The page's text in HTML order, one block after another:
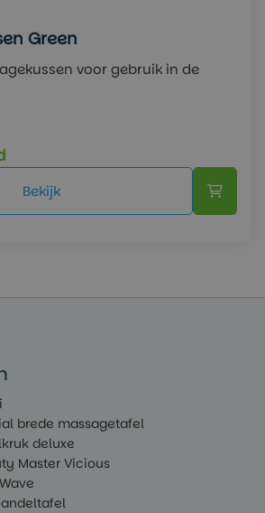
Green
voor gebruik in de
Bekijk
brede massagetafel
deluxe
Master Vicious